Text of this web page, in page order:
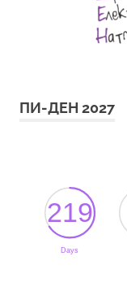
ПИ-ДЕН 2027